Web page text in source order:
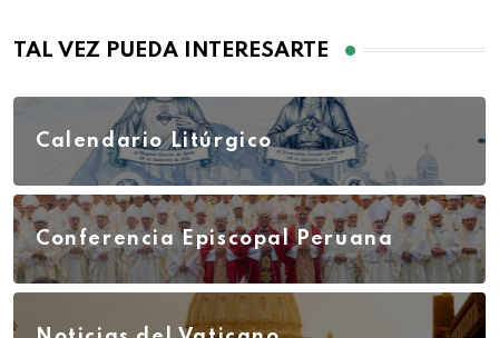
TAL VEZ PUEDA INTERESARTE
Calendario Litúrgico
Conferencia Episcopal Peruana